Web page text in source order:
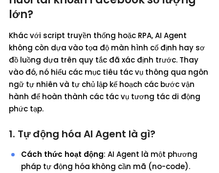
lớn?
Khác với script truyền thống hoặc RPA, AI Agent
không còn dựa vào tọa độ màn hình cố định hay sơ
đồ luồng dựa trên quy tắc đã xác định trước. Thay
vào đó, nó hiểu các mục tiêu tác vụ thông qua ngôn
ngữ tự nhiên và tự chủ lập kế hoạch các bước vận
hành để hoàn thành các tác vụ tương tác di động
phức tạp.
1. Tự động hóa AI Agent là gì?
Cách thức hoạt động: AI Agent là một phương
pháp tự động hóa không cần mã (no-code).